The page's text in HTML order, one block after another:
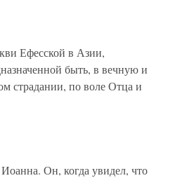
Ефесской в Азии,
быть, в вечную и
страдании, по воле Отца и
Он, когда увидел, что